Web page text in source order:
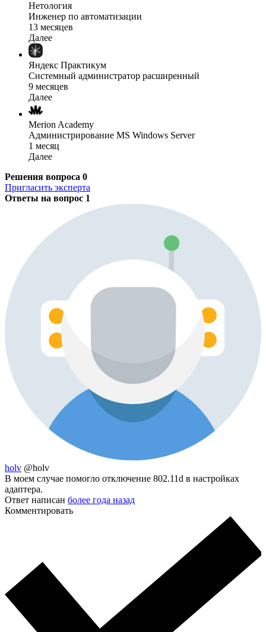
Нетология
Инженер по автоматизации
13 месяцев
Далее
Яндекс Практикум
Системный администратор расширенный
9 месяцев
Далее
Merion Academy
Администрирование MS Windows Server
1 месяц
Далее
Решения вопроса 0
Пригласить эксперта
Ответы на вопрос 1
holv @holv
В моем случае помогло отключение 802.11d в настройках
адаптера.
Ответ написан более года назад
Комментировать